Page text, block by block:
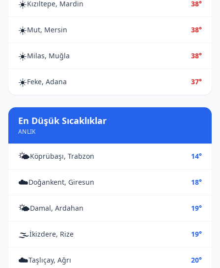
☀️Kızıltepe, Mardin 38°
☀️Mut, Mersin 38°
☀️Milas, Muğla 38°
☀️Feke, Adana 37°
En Düşük Sıcaklıklar
ANLIK
🌤️Köprübaşı, Trabzon 14°
☁️Doğankent, Giresun 18°
🌤️Damal, Ardahan 19°
🌫️İkizdere, Rize 19°
☁️Taşlıçay, Ağrı 20°